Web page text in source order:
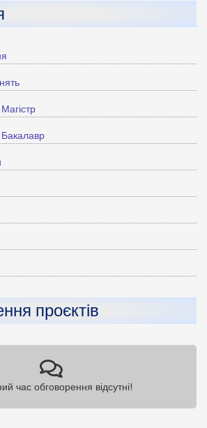
проєктів
час обговорення відсутні!